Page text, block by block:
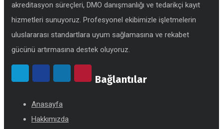
akreditasyon süreçleri, DMO danışmanlığı ve tedarikçi kayıt
hizmetleri sunuyoruz. Profesyonel ekibimizle işletmelerin
uluslararası standartlara uyum sağlamasına ve rekabet
gücünü artırmasına destek oluyoruz.
Bağlantılar
Anasayfa
Hakkımızda